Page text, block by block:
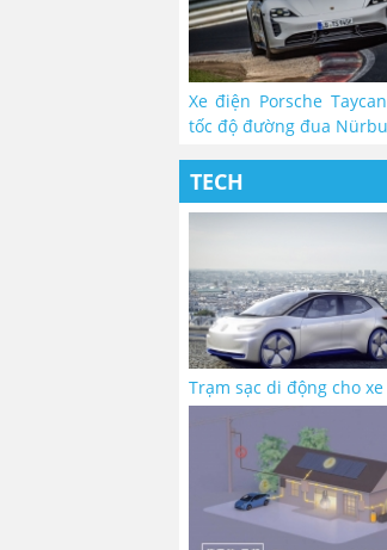
Xe điện Porsche
tốc độ đường đua
TECH
Trạm sạc di động cho